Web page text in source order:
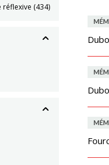
réflexive (434)